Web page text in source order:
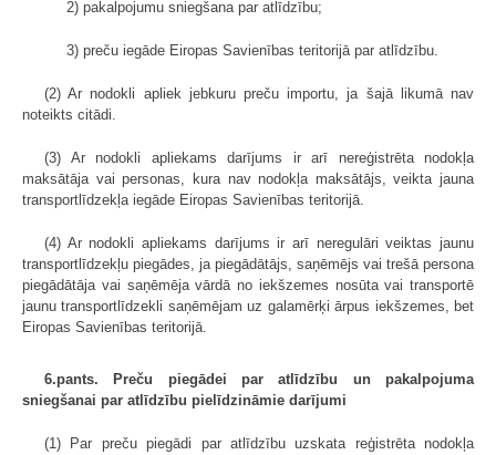
2) pakalpojumu sniegšana par atlīdzību;
3) preču iegāde Eiropas Savienības teritorijā par atlīdzību.
(2) Ar nodokli apliek jebkuru preču importu, ja šajā likumā nav
noteikts citādi.
(3) Ar nodokli apliekams darījums ir arī nereģistrēta nodokļa
maksātāja vai personas, kura nav nodokļa maksātājs, veikta jauna
transportlīdzekļa iegāde Eiropas Savienības teritorijā.
(4) Ar nodokli apliekams darījums ir arī neregulāri veiktas jaunu
transportlīdzekļu piegādes, ja piegādātājs, saņēmējs vai trešā persona
piegādātāja vai saņēmēja vārdā no iekšzemes nosūta vai transportē
jaunu transportlīdzekli saņēmējam uz galamērķi ārpus iekšzemes, bet
Eiropas Savienības teritorijā.
6.pants. Preču piegādei par atlīdzību un pakalpojuma
sniegšanai par atlīdzību pielīdzināmie darījumi
(1) Par preču piegādi par atlīdzību uzskata reģistrēta nodokļa